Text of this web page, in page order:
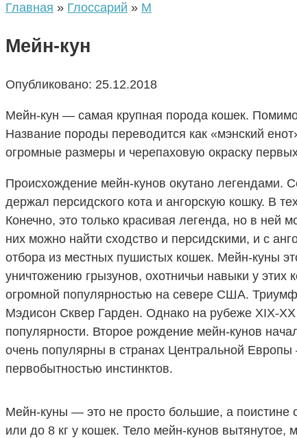
Главная » Глоссарий » М
Мейн-кун
Опубликовано: 25.12.2018
Мейн-кун — самая крупная порода кошек.
Название породы переводится как «мэнский
огромные размеры и черепаховую окраску
Происхождение мейн-кунов окутано легендами.
держал персидского кота и ангорскую кошку. В
Конечно, это только красивая легенда, но в ней
них можно найти сходство и персидскими, и с
отбора из местных пушистых кошек. Мейн-куны
уничтожению грызунов, охотничьи навыки у
огромной популярностью на севере США.
Мэдисон Сквер Гарден. Однако на рубеже XIX-
популярности. Второе рождение мейн-кунов
очень популярны в странах Центральной
первобытностью инстинктов.
Мейн-куны — это не просто большие, а поистине
или до 8 кг у кошек. Тело мейн-кунов